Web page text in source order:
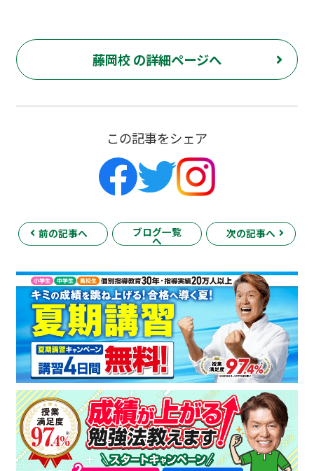
藤岡校 の詳細ページへ
この記事をシェア
前の記事へ ブログ一覧
へ
次の記事へ